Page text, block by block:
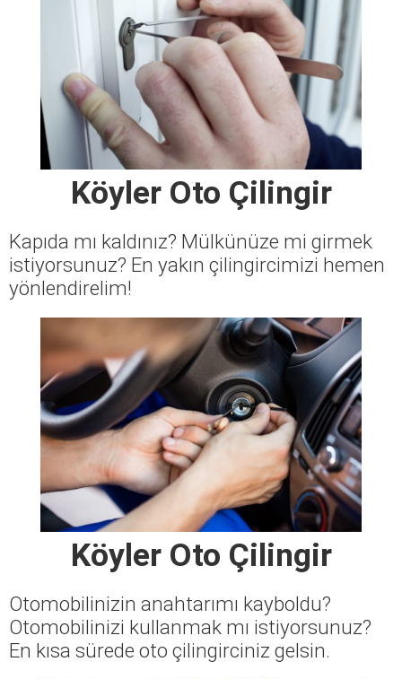
Köyler Oto Çilingir
Kapıda mı kaldınız? Mülkünüze mi girmek
istiyorsunuz? En yakın çilingircimizi hemen
yönlendirelim!
Köyler Oto Çilingir
Otomobilinizin anahtarımı kayboldu?
Otomobilinizi kullanmak mı istiyorsunuz?
En kısa sürede oto çilingirciniz gelsin.